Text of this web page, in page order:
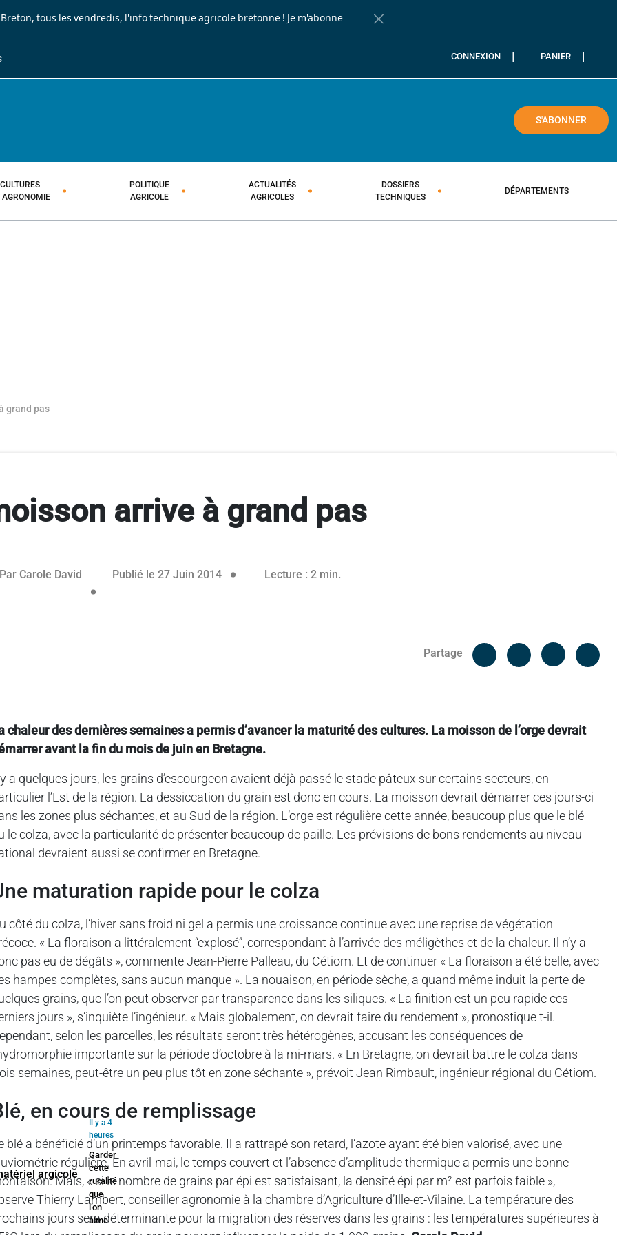
, tous les vendredis, l'info technique agricole bretonne ! Je m'abonne
Fermer la barre de notification
CONNEXION PANIER
S'ABONNER
CULTURES
AGRONOMIE
POLITIQUE
AGRICOLE
ACTUALITÉS
AGRICOLES
DOSSIERS
TECHNIQUES
DÉPARTEMENTS
grand pas
arrive à grand pas
Carole David Publié le 27 Juin 201403 mai 2016Lecture : 2 min.
Partage
Facebook
chaleur des dernières semaines a permis d’avancer la maturité des cultures. La moisson de l’orge devrait
avant la fin du mois de juin en Bretagne.
a quelques jours, les grains d’escourgeon avaient déjà passé le stade pâteux sur certains secteurs, en
l’Est de la région. La dessiccation du grain est donc en cours. La moisson devrait démarrer ces jours-ci
les zones plus séchantes, et au Sud de la région. L’orge est régulière cette année, beaucoup plus que le blé
le colza, avec la particularité de présenter beaucoup de paille. Les prévisions de bons rendements au niveau
devraient aussi se confirmer en Bretagne.
maturation rapide pour le colza
côté du colza, l’hiver sans froid ni gel a permis une croissance continue avec une reprise de végétation
« La floraison a littéralement “explosé”, correspondant à l’arrivée des méligèthes et de la chaleur. Il n’y a
pas eu de dégâts », commente Jean-Pierre Palleau, du Cétiom. Et de continuer « La floraison a été belle, avec
hampes complètes, sans aucun manque ». La nouaison, en période sèche, a quand même induit la perte de
grains, que l’on peut observer par transparence dans les siliques. « La finition est un peu rapide ces
jours », s’inquiète l’ingénieur. « Mais globalement, on devrait faire du rendement », pronostique t-il.
selon les parcelles, les résultats seront très hétérogènes, accusant les conséquences de
importante sur la période d’octobre à la mi-mars. « En Bretagne, on devrait battre le colza dans
semaines, peut-être un peu plus tôt en zone séchante », prévoit Jean Rimbault, ingénieur régional du Cétiom.
en cours de remplissage
blé a bénéficié d’un printemps favorable. Il a rattrapé son retard, l’azote ayant été bien valorisé, avec une
régulière. En avril-mai, le temps couvert et l’absence d’amplitude thermique a permis une bonne
Mais, « si le nombre de grains par épi est satisfaisant, la densité épi par m² est parfois faible »,
Thierry Lambert, conseiller agronomie à la chambre d’Agriculture d’Ille-et-Vilaine. La température des
jours sera déterminante pour la migration des réserves dans les grains : les températures supérieures à
Il y a 4
heures
Garder
cette
ruralité
que
l’on
aime